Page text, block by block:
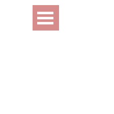
Перейти к контенту
Пропустить меню